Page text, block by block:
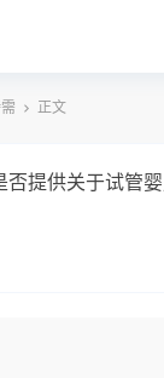
正文
提供关于试管